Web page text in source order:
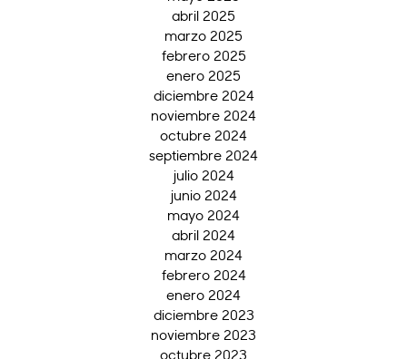
abril 2025
marzo 2025
febrero 2025
enero 2025
diciembre 2024
noviembre 2024
octubre 2024
septiembre 2024
julio 2024
junio 2024
mayo 2024
abril 2024
marzo 2024
febrero 2024
enero 2024
diciembre 2023
noviembre 2023
octubre 2023